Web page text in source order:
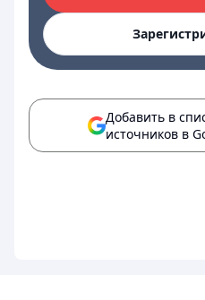
Добавить в
источников в